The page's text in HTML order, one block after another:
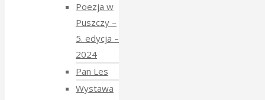
Poezja w
Puszczy –
5. edycja –
2024
Pan Les
Wystawa